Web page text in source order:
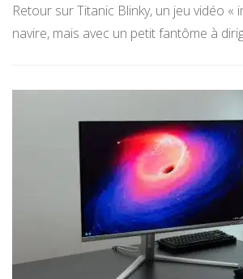
Retour sur Titanic Blinky, un jeu vidéo «
navire, mais avec un petit fantôme à